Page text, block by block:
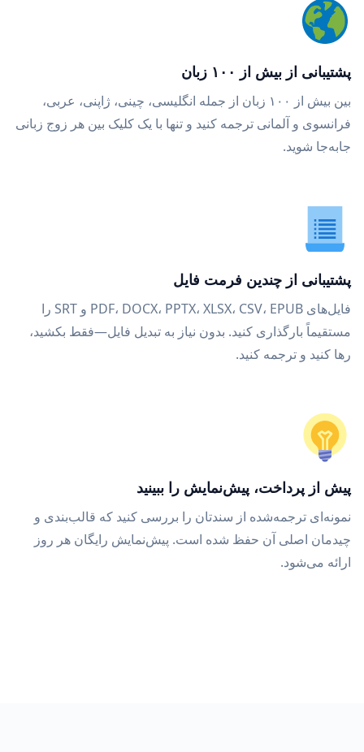
پشتیبانی از بیش از ۱۰۰ زبان
بین بیش از ۱۰۰ زبان از جمله انگلیسی، چینی، ژاپنی، عربی،
فرانسوی و آلمانی ترجمه کنید و تنها با یک کلیک بین هر زوج زبانی
جابه‌جا شوید.
پشتیبانی از چندین فرمت فایل
فایل‌های PDF، DOCX، PPTX، XLSX، CSV، EPUB و SRT را
مستقیماً بارگذاری کنید. بدون نیاز به تبدیل فایل—فقط بکشید،
رها کنید و ترجمه کنید.
پیش از پرداخت، پیش‌نمایش را ببینید
نمونه‌ای ترجمه‌شده از سندتان را بررسی کنید که قالب‌بندی و
چیدمان اصلی آن حفظ شده است. پیش‌نمایش رایگان هر روز
ارائه می‌شود.